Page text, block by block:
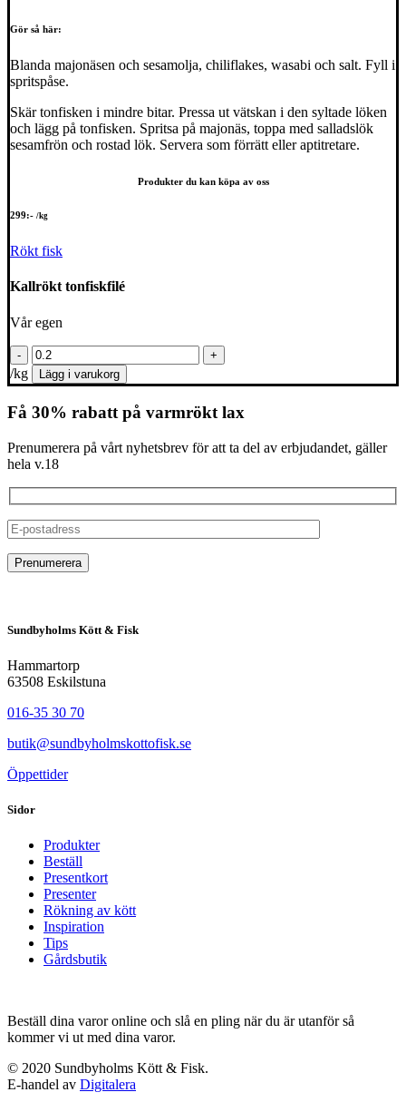
Gör så här:
Blanda majonäsen och sesamolja, chiliflakes, wasabi och salt. Fyll i
spritspåse.
Skär tonfisken i mindre bitar. Pressa ut vätskan i den syltade löken
och lägg på tonfisken. Spritsa på majonäs, toppa med salladslök
sesamfrön och rostad lök. Servera som förrätt eller aptitretare.
Produkter du kan köpa av oss
299:- /kg
Rökt fisk
Kallrökt tonfiskfilé
Vår egen
/kg Lägg i varukorg
Få 30% rabatt på varmrökt lax
Prenumerera på vårt nyhetsbrev för att ta del av erbjudandet, gäller
hela v.18
Sundbyholms Kött & Fisk
Hammartorp
63508 Eskilstuna
016-35 30 70
butik@sundbyholmskottofisk.se
Öppettider
Sidor
Produkter
Beställ
Presentkort
Presenter
Rökning av kött
Inspiration
Tips
Gårdsbutik
Beställ dina varor online och slå en pling när du är utanför så
kommer vi ut med dina varor.
© 2020 Sundbyholms Kött & Fisk.
E-handel av Digitalera